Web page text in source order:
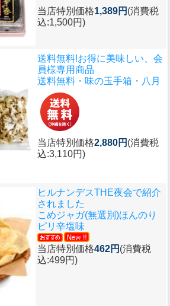
当店特別価格1,389円 (消費税
込:1,500円)
送料無料!お得に美味しい、会
員様専用商品
送料無料・味の玉手箱・八月
当店特別価格2,880円 (消費税
込:3,110円)
ヒルナンデスTHE夜会で紹介
されました
こめジャガ(無選別)ほんのり
ピリ辛塩味
当店特別価格462円 (消費税
込:499円)